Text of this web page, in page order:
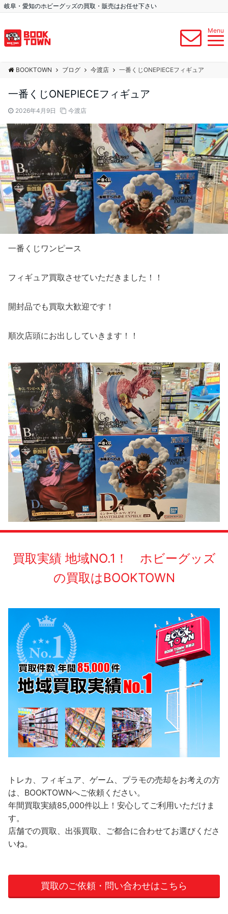
岐阜・愛知のホビーグッズの買取・販売はお任せ下さい
Menu
BOOKTOWN ブログ 今渡店 一番くじONEPIECEフィギュア
一番くじONEPIECEフィギュア
2026年4月9日 今渡店
一番くじワンピース
フィギュア買取させていただきました！！
開封品でも買取大歓迎です！
順次店頭にお出ししていきます！！
買取実績 地域NO.1！ ホビーグッズ
の買取はBOOKTOWN
トレカ、フィギュア、ゲーム、プラモの売却をお考えの方
は、BOOKTOWNへご依頼ください。
年間買取実績85,000件以上！安心してご利用いただけま
す。
店舗での買取、出張買取、ご都合に合わせてお選びくださ
いね。
買取のご依頼・問い合わせはこちら